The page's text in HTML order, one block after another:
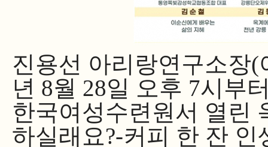
진용선 아리랑연구소장(
년 8월 28일 오후 7시부
한국여성수련원서 열린
하실래요?-커피 한 잔